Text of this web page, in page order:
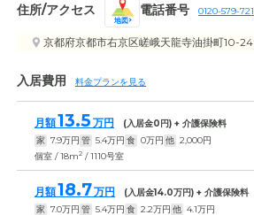
住所/アクセス
地図
電話番号 0120-579-721
京都府京都市右京区嵯峨天龍寺油掛町10-24
入居費用 料金プランを見る
月額13.5 万円 (入居金0円) + 介護保険料
家 7.9万円 管 5.4万円 食 0万円 他 2,000円
個室 / 18m2 / 1110号室
月額18.7万円 (入居金14.0万円) + 介護保険料
家 7.0万円 管 5.4万円 食 2.2万円 他 4.1万円